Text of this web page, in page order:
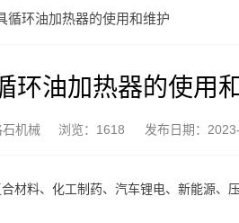
循环油加热器的使用和维护
环油加热器的使用
机械 浏览：1618 发布日期：
材料、化工制药、汽车锂电、新能源、